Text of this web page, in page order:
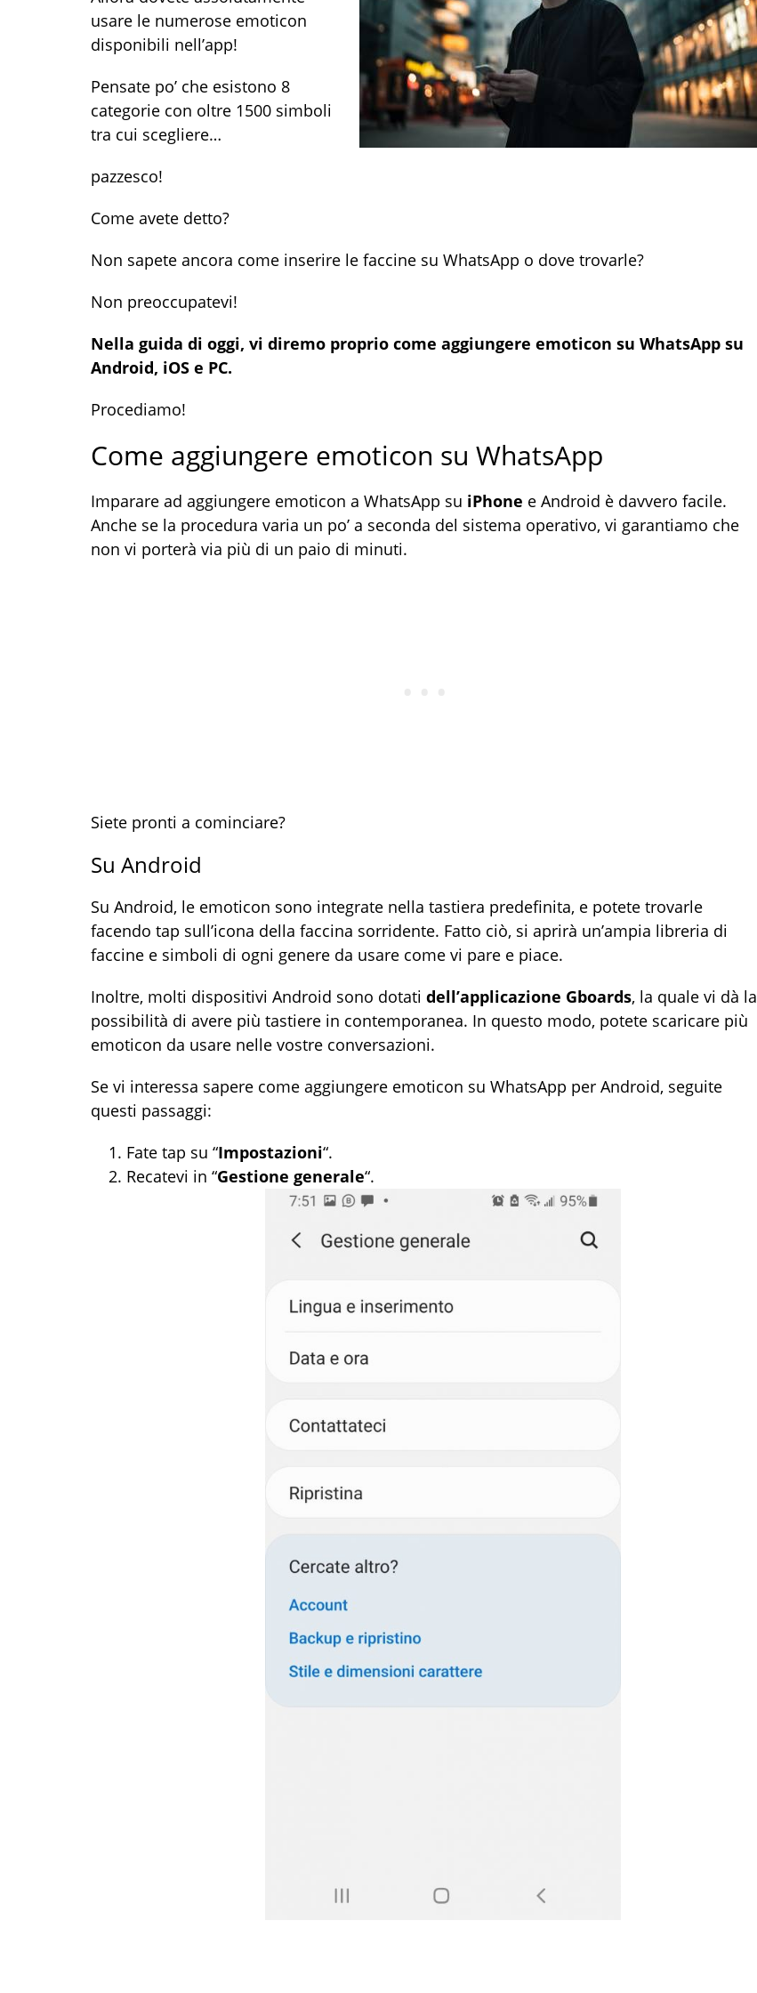
usare le numerose emoticon
disponibili nell’app!
Pensate po’ che esistono 8
categorie con oltre 1500 simboli
tra cui scegliere…
pazzesco!
Come avete detto?
Non sapete ancora come inserire le faccine su WhatsApp o dove trovarle?
Non preoccupatevi!
Nella guida di oggi, vi diremo proprio come aggiungere emoticon su WhatsApp su
Android, iOS e PC.
Procediamo!
Come aggiungere emoticon su WhatsApp
Imparare ad aggiungere emoticon a WhatsApp su iPhone e Android è davvero facile.
Anche se la procedura varia un po’ a seconda del sistema operativo, vi garantiamo che
non vi porterà via più di un paio di minuti.
Siete pronti a cominciare?
Su Android
Su Android, le emoticon sono integrate nella tastiera predefinita, e potete trovarle
facendo tap sull’icona della faccina sorridente. Fatto ciò, si aprirà un’ampia libreria di
faccine e simboli di ogni genere da usare come vi pare e piace.
Inoltre, molti dispositivi Android sono dotati dell’applicazione Gboards, la quale vi dà la
possibilità di avere più tastiere in contemporanea. In questo modo, potete scaricare più
emoticon da usare nelle vostre conversazioni.
Se vi interessa sapere come aggiungere emoticon su WhatsApp per Android, seguite
questi passaggi:
Fate tap su “Impostazioni“.
Recatevi in “Gestione generale“.